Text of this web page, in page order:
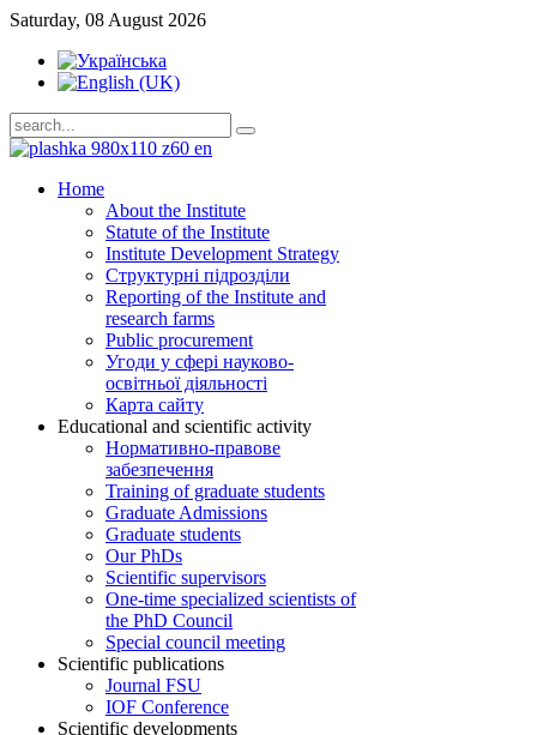
Saturday, 08 August 2026
Home
About the Institute
Statute of the Institute
Institute Development Strategy
Структурні підрозділи
Reporting of the Institute and
research farms
Public procurement
Угоди у сфері науково-
освітньої діяльності
Карта сайту
Educational and scientific activity
Нормативно-правове
забезпечення
Training of graduate students
Graduate Admissions
Graduate students
Our PhDs
Scientific supervisors
One-time specialized scientists of
the PhD Council
Special council meeting
Scientific publications
Journal FSU
IOF Conference
Scientific developments